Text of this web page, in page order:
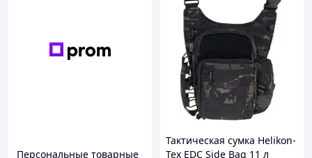
Персональные товарные
Тактическая сумка Helikon-
Tex EDC Side Bag 11 л